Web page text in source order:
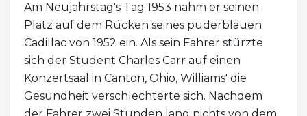
Am Neujahrstag's Tag 1953 nahm er seinen
Platz auf dem Rücken seines puderblauen
Cadillac von 1952 ein. Als sein Fahrer stürzte
sich der Student Charles Carr auf einen
Konzertsaal in Canton, Ohio, Williams' die
Gesundheit verschlechterte sich. Nachdem